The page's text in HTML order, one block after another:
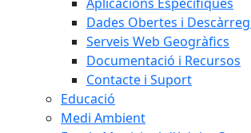
Dades Obertes i
Serveis Web Geogràfics
Documentació i Recursos
Contacte i Suport
Educació
Medi Ambient